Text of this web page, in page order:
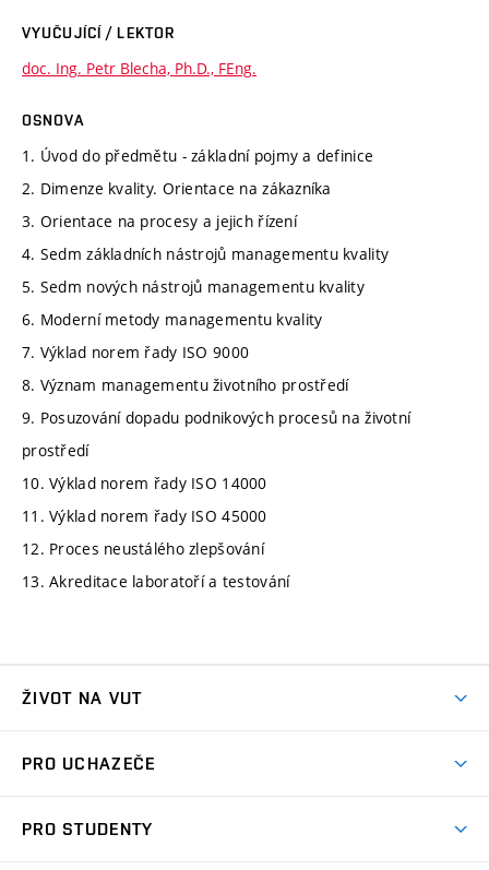
VYUČUJÍCÍ / LEKTOR
doc. Ing. Petr Blecha, Ph.D., FEng.
OSNOVA
1. Úvod do předmětu - základní pojmy a definice
2. Dimenze kvality. Orientace na zákazníka
3. Orientace na procesy a jejich řízení
4. Sedm základních nástrojů managementu kvality
5. Sedm nových nástrojů managementu kvality
6. Moderní metody managementu kvality
7. Výklad norem řady ISO 9000
8. Význam managementu životního prostředí
9. Posuzování dopadu podnikových procesů na životní
prostředí
10. Výklad norem řady ISO 14000
11. Výklad norem řady ISO 45000
12. Proces neustálého zlepšování
13. Akreditace laboratoří a testování
ŽIVOT NA VUT
Koleje
PRO UCHAZEČE
PRO STUDENTY